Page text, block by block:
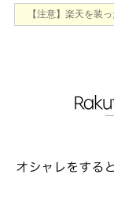
【注意】楽天を装